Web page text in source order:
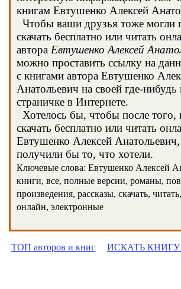
книгам Евтушенко Алексей
Чтобы ваши друзья тоже могли
скачать бесплатно или читать
автора Евтушенко Алексей
можно проставить ссылку на
с книгами автора Евтушенко
Анатольевич на своей где-нибудь
страничке в Интернете.
Хотелось бы, чтобы после того,
скачать бесплатно или читать
Евтушенко Алексей Анатольевич,
получили бы то, что хотели.
Ключевые слова: Евтушенко Алексей
книги, все, полные версии, романы,
произведения, рассказы, скачать,
онлайн, электронные
ТОП авторов и книг ИСКАТЬ